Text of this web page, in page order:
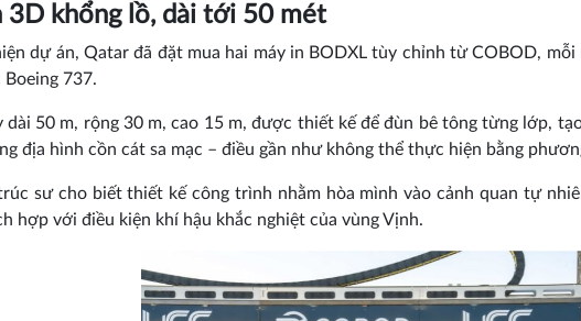
3D khổng lồ, dài tới 50 mét
dự án, Qatar đã đặt mua hai máy in BODXL tùy chỉnh từ COBOD,
737.
dài 50 m, rộng 30 m, cao 15 m, được thiết kế để đùn bê tông từng lớp,
địa hình cồn cát sa mạc – điều gần như không thể thực hiện bằng
sư cho biết thiết kế công trình nhằm hòa mình vào cảnh quan tự
hợp với điều kiện khí hậu khắc nghiệt của vùng Vịnh.